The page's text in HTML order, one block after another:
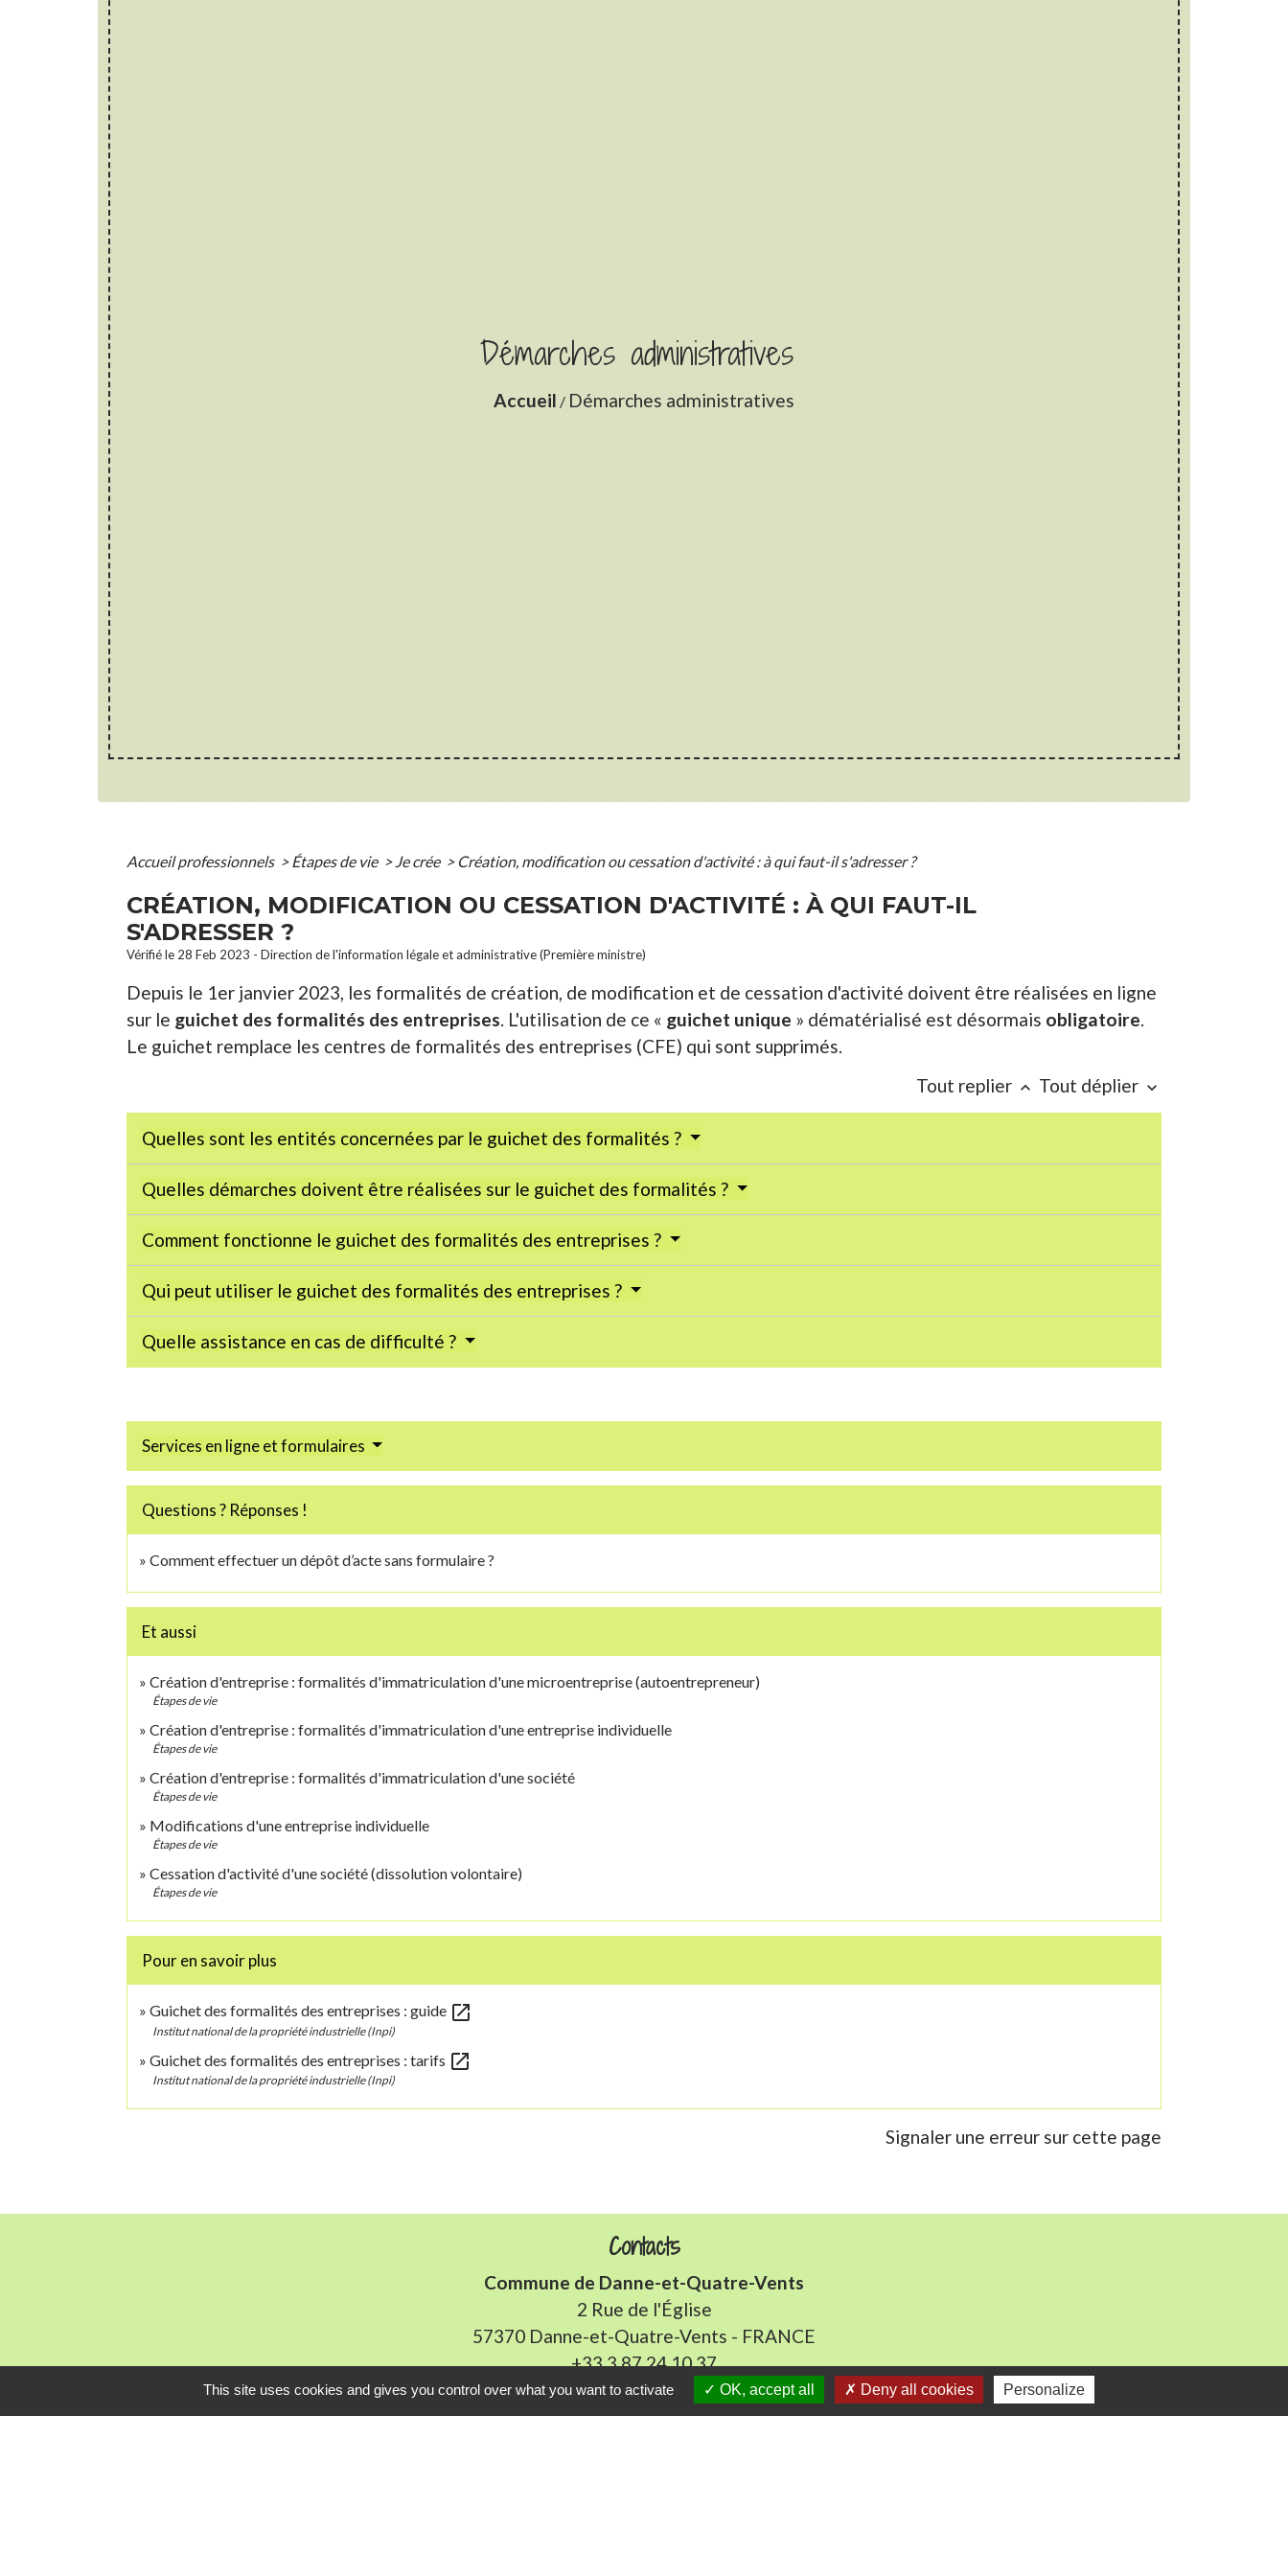
Démarches administratives
Accueil / Démarches administratives
Accueil professionnels > Étapes de vie > Je crée > Création, modification ou cessation d'activité : à qui faut-il s'adresser ?
CRÉATION, MODIFICATION OU CESSATION D'ACTIVITÉ : À QUI FAUT-IL
S'ADRESSER ?
Vérifié le 28 Feb 2023 - Direction de l'information légale et administrative (Première ministre)
Depuis le 1er janvier 2023, les formalités de création, de modification et de cessation d'activité doivent être réalisées en ligne
sur le guichet des formalités des entreprises. L'utilisation de ce « guichet unique » dématérialisé est désormais obligatoire.
Le guichet remplace les centres de formalités des entreprises (CFE) qui sont supprimés.
Tout replier keyboard_arrow_up Tout déplier keyboard_arrow_down
Quelles sont les entités concernées par le guichet des formalités ?
Quelles démarches doivent être réalisées sur le guichet des formalités ?
Comment fonctionne le guichet des formalités des entreprises ?
Qui peut utiliser le guichet des formalités des entreprises ?
Quelle assistance en cas de difficulté ?
Services en ligne et formulaires
Questions ? Réponses !
Comment effectuer un dépôt d’acte sans formulaire ?
Et aussi
Création d'entreprise : formalités d'immatriculation d'une microentreprise (autoentrepreneur)
Étapes de vie
Création d'entreprise : formalités d'immatriculation d'une entreprise individuelle
Étapes de vie
Création d'entreprise : formalités d'immatriculation d'une société
Étapes de vie
Modifications d'une entreprise individuelle
Étapes de vie
Cessation d'activité d'une société (dissolution volontaire)
Étapes de vie
Pour en savoir plus
Guichet des formalités des entreprises : guide open_in_new
Institut national de la propriété industrielle (Inpi)
Guichet des formalités des entreprises : tarifs open_in_new
Institut national de la propriété industrielle (Inpi)
Signaler une erreur sur cette page
Contacts
Commune de Danne-et-Quatre-Vents
2 Rue de l'Église
57370 Danne-et-Quatre-Vents - FRANCE
+33 3 87 24 10 37
Accueil en mairie :
This site uses cookies and gives you control over what you want to activate OK, accept all Deny all cookies Personalize